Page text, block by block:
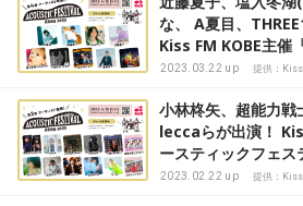
な、 A夏目、
Kiss FM KOBE主催
スティバル』
2023.03.22 up 提供：Kiss
小林柊矢、超能力戦
leccaらが出演！
ースティックフェス
2023.02.22 up 提供：Kiss